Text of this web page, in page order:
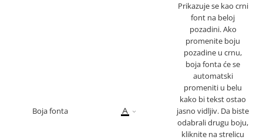
Boja fonta
Prikazuje se kao crni
font na beloj
pozadini. Ako
promenite boju
pozadine u crnu,
boja fonta će se
automatski
promeniti u belu
kako bi tekst ostao
jasno vidljiv. Da biste
odabrali drugu boju,
kliknite na strelicu